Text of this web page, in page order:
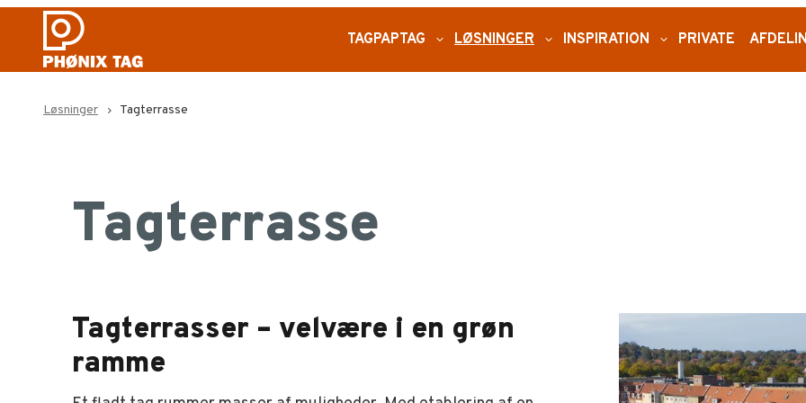
TAGPAPTAG expand_more LØSNINGER expand_more INSPIRATION expand_more PRIVATE
Løsninger navigate_next Tagterrasse
Tagterrasse
Tagterrasser – velvære i en grøn
ramme